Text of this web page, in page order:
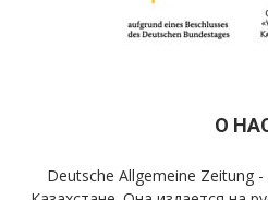
О
Deutsche Allgemeine Zeitung